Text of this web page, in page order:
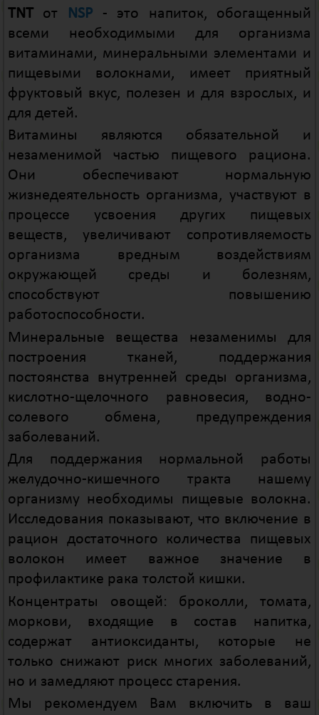
TNTот NSP- это напиток, обогащенный
всеми необходимыми для организма
витаминами, минеральными элементами и
пищевыми волокнами, имеет приятный
фруктовый вкус, полезен и для взрослых, и
для детей.
Витамины являются обязательной и
незаменимой частью пищевого рациона.
Они обеспечивают нормальную
жизнедеятельность организма, участвуют в
процессе усвоения других пищевых
веществ, увеличивают сопротивляемость
организма вредным воздействиям
окружающей среды и болезням,
способствуют повышению
работоспособности.
Минеральные вещества незаменимы для
построения тканей, поддержания
постоянства внутренней среды организма,
кислотно-щелочного равновесия, водно-
солевого обмена, предупреждения
заболеваний.
Для поддержания нормальной работы
желудочно-кишечного тракта нашему
организму необходимы пищевые волокна.
Исследования показывают, что включение в
рацион достаточного количества пищевых
волокон имеет важное значение в
профилактике рака толстой кишки.
Концентраты овощей: броколли, томата,
моркови, входящие в состав напитка,
содержат антиоксиданты, которые не
только снижают риск многих заболеваний,
но и замедляют процесс старения.
Мы рекомендуем Вам включить в ваш